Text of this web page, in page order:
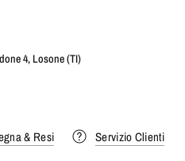
4, Losone (TI)
& Resi Servizio Clienti